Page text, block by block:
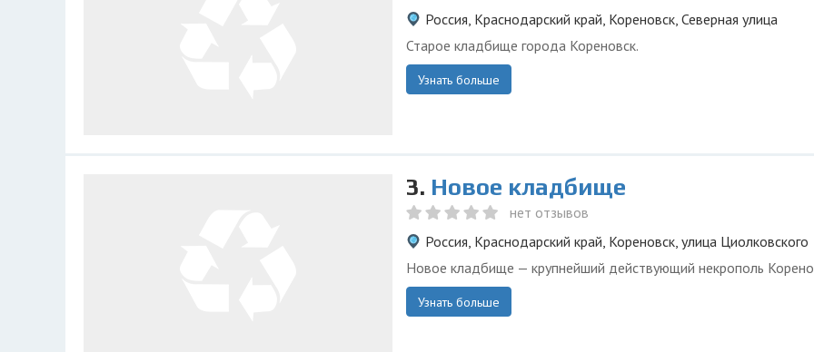
Россия, Краснодарский край, Кореновск, Северная улица
Старое кладбище города Кореновск.
Узнать больше
3. Новое кладбище
нет отзывов
Россия, Краснодарский край, Кореновск, улица Циолковского
Новое кладбище — крупнейший действующий некрополь
Узнать больше